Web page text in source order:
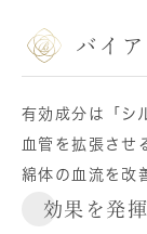
バイア
有効成分は「シ
血管を拡張させ
綿体の血流を改
効果を発